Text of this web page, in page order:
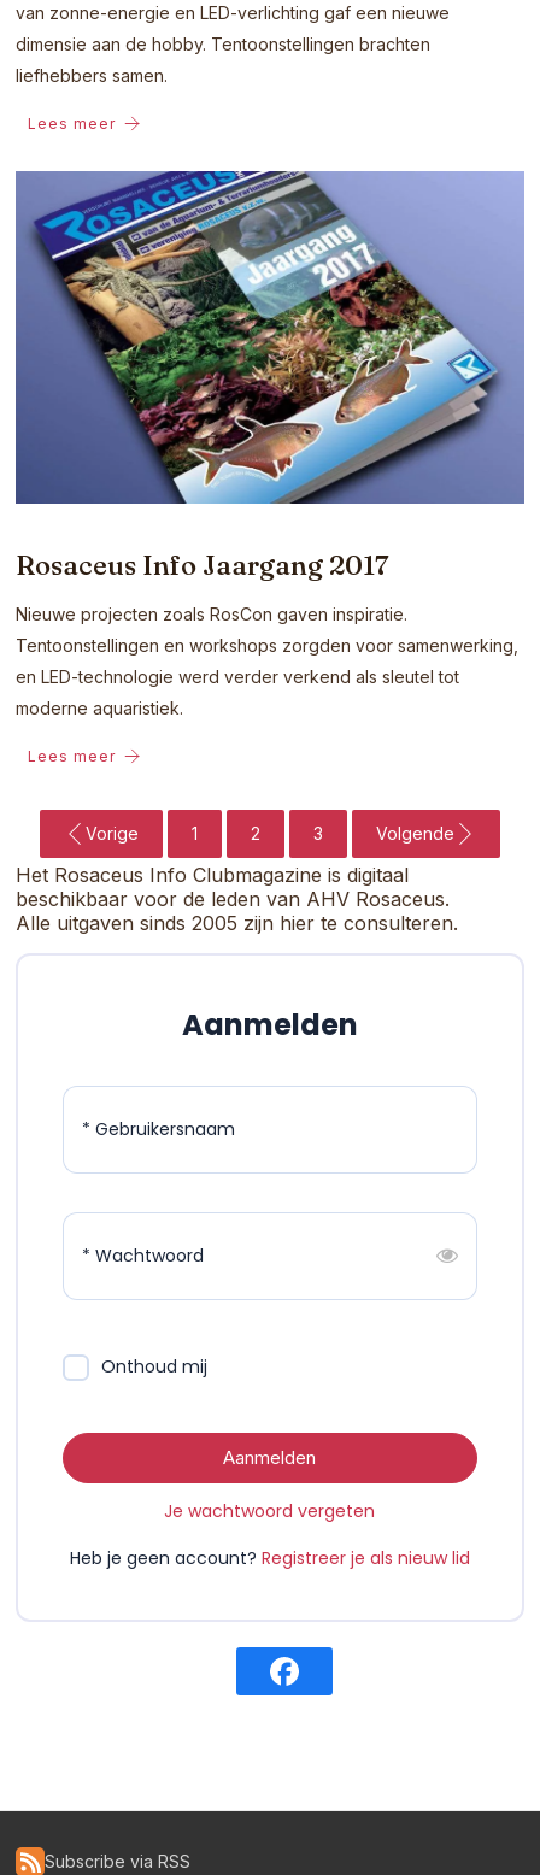
van zonne-energie en LED-verlichting gaf een nieuwe
dimensie aan de hobby. Tentoonstellingen brachten
liefhebbers samen.
Lees meer
Rosaceus Info Jaargang 2017
Nieuwe projecten zoals RosCon gaven inspiratie.
Tentoonstellingen en workshops zorgden voor samenwerking,
en LED-technologie werd verder verkend als sleutel tot
moderne aquaristiek.
Lees meer
Vorige 1 2 3 Volgende
Het Rosaceus Info Clubmagazine is digitaal
beschikbaar voor de leden van AHV Rosaceus.
Alle uitgaven sinds 2005 zijn hier te consulteren.
Aanmelden
* Gebruikersnaam
* Wachtwoord
Onthoud mij
Aanmelden
Je wachtwoord vergeten
Heb je geen account? Registreer je als nieuw lid
Subscribe via RSS